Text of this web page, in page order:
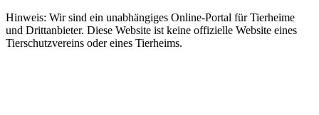
Hinweis: Wir sind ein unabhängiges Online-Portal für Tierheime
und Drittanbieter. Diese Website ist keine offizielle Website eines
Tierschutzvereins oder eines Tierheims.